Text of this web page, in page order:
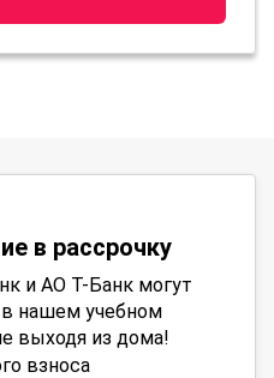
в рассрочку
и АО Т-Банк могут
в нашем учебном
выходя из дома!
взноса